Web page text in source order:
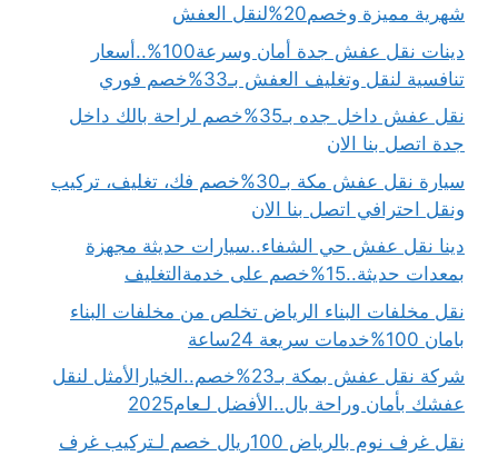
شهرية مميزة وخصم20%لنقل العفش
دينات نقل عفش جدة أمان وسرعة100%..أسعار
تنافسية لنقل وتغليف العفش بـ33%خصم فوري
نقل عفش داخل جده بـ35%خصم لراحة بالك داخل
جدة اتصل بنا الان
سيارة نقل عفش مكة بـ30%خصم فك، تغليف، تركيب
ونقل احترافي اتصل بنا الان
دينا نقل عفش حي الشفاء..سيارات حديثة مجهزة
بمعدات حديثة..15%خصم على خدمةالتغليف
نقل مخلفات البناء الرياض تخلص من مخلفات البناء
بامان 100%خدمات سريعة 24ساعة
شركة نقل عفش بمكة بـ23%خصم..الخيارالأمثل لنقل
عفشك بأمان وراحة بال..الأفضل لـعام2025
نقل غرف نوم بالرياض 100ريال خصم لـتركيب غرف